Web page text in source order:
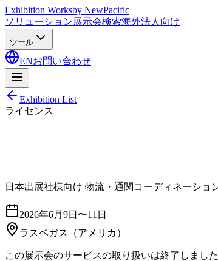
Exhibition Worksby NewPacific
ソリューション展示会検索海外法人向け
ツール
ENお問い合わせ
Exhibition List
ライセンス
日本出展社様向け 物流・通関コーディネーショ
2026年6月9日〜11日
ラスベガス
（アメリカ）
この展示会のサービスの取り扱いは終了しました